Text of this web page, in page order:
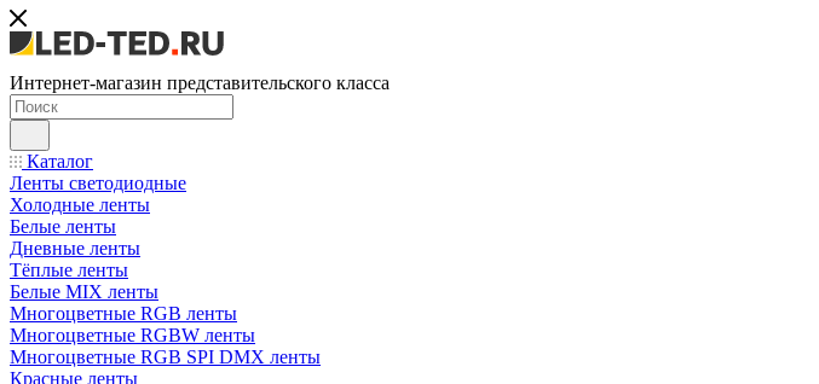
Интернет-магазин представительского класса
Каталог
Ленты светодиодные
Холодные ленты
Белые ленты
Дневные ленты
Тёплые ленты
Белые MIX ленты
Многоцветные RGB ленты
Многоцветные RGBW ленты
Многоцветные RGB SPI DMX ленты
Красные ленты